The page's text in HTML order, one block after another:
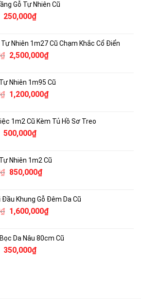
4,600,000₫.là:
Gỗ Tự Nhiên Cũ
Giá
380,000₫.
250,000₫Giá
là:
250,000₫.
Tự Nhiên 1m27 Cũ Chạm Khắc Cổ Điển
₫ Giá
3,800,000₫.
2,500,000₫Giá
là:
2,500,000₫.
Nhiên 1m95 Cũ
₫ Giá
1,890,000₫.
1,200,000₫Giá
là:
1m2 Cũ Kèm Tủ Hồ Sơ Treo
Giá
790,000₫.
500,000₫Giá
là:
500,000₫.
Nhiên 1m2 Cũ
₫ Giá
1,240,000₫.
850,000₫Giá
là:
850,000₫.
Đầu Khung Gỗ Đêm Da Cũ
₫ Giá
2,130,000₫.
1,600,000₫Giá
là:
Da Nâu 80cm Cũ
Giá
350,000₫Giá